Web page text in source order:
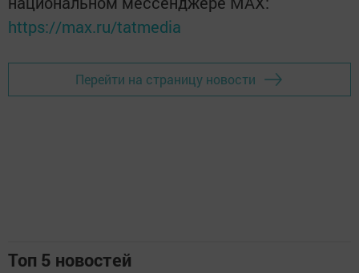
https://max.ru/tatmedia
Перейти на страницу новости
Топ 5 новостей